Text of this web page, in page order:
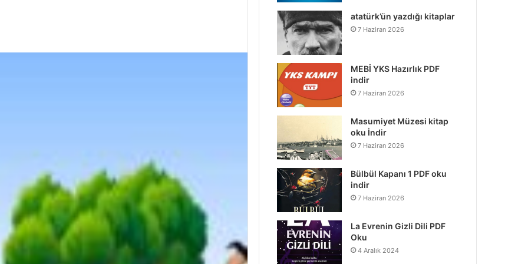
atatürk’ün yazdığı kitaplar
7 Haziran 2026
MEBİ YKS Hazırlık PDF
indir
7 Haziran 2026
Masumiyet Müzesi kitap
oku İndir
7 Haziran 2026
Bülbül Kapanı 1 PDF oku
indir
7 Haziran 2026
La Evrenin Gizli Dili PDF
Oku
4 Aralık 2024